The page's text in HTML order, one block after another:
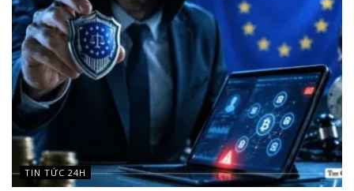
TIN TỨC 24H